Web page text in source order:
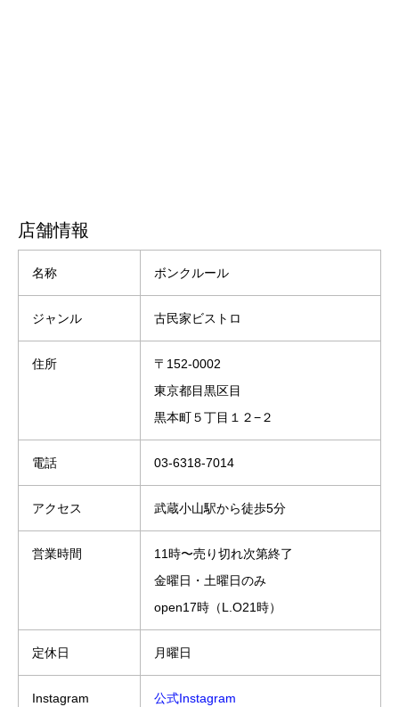
店舗情報
名称 ボンクルール
ジャンル 古民家ビストロ
住所
〒152-0002
東京都目黒区目
黒本町５丁目１２−２
電話 03-6318-7014
アクセス 武蔵小山駅から徒歩5分
営業時間
11時〜売り切れ次第終了
金曜日・土曜日のみ
open17時（L.O21時）
定休日 月曜日
Instagram 公式Instagram